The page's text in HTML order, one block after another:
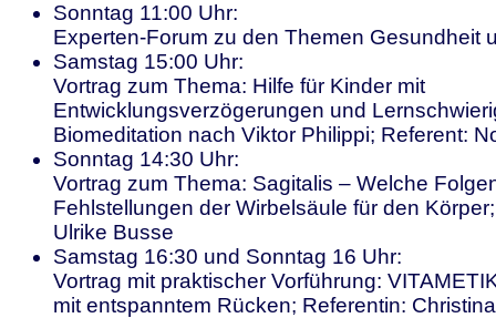
Sonntag 11:00 Uhr:
Experten-Forum zu den Themen Gesundheit
Samstag 15:00 Uhr:
Vortrag zum Thema: Hilfe für Kinder mit
Entwicklungsverzögerungen und
Biomeditation nach Viktor Philippi; Referent:
Sonntag 14:30 Uhr:
Vortrag zum Thema: Sagitalis – Welche
Fehlstellungen der Wirbelsäule für den
Ulrike Busse
Samstag 16:30 und Sonntag 16 Uhr:
Vortrag mit praktischer Vorführung:
mit entspanntem Rücken; Referentin: